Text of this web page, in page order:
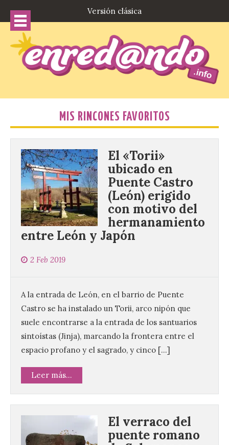
Versión clásica
MIS RINCONES FAVORITOS
El «Torii»
ubicado en
Puente Castro
(León) erigido
con motivo del
hermanamiento
entre León y Japón
2 Feb 2019
A la entrada de León, en el barrio de Puente
Castro se ha instalado un Torii, arco nipón que
suele encontrarse a la entrada de los santuarios
sintoístas (Jinja), marcando la frontera entre el
espacio profano y el sagrado, y cinco […]
Leer más...
El verraco del
puente romano